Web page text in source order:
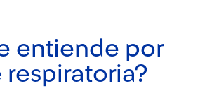
entiende por
respiratoria?